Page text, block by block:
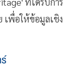
เพื่อให้ข้อมูลเชิง